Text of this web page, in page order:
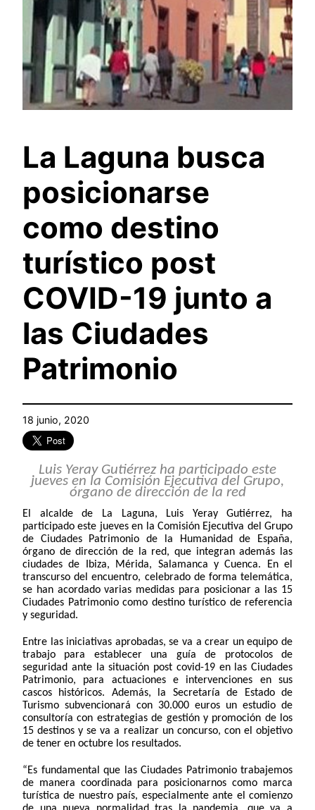
La Laguna busca
posicionarse
como destino
turístico post
COVID-19 junto a
las Ciudades
Patrimonio
18 junio, 2020
Luis Yeray Gutiérrez ha participado este
jueves en la Comisión Ejecutiva del Grupo,
órgano de dirección de la red
El alcalde de La Laguna, Luis Yeray Gutiérrez, ha
participado este jueves en la Comisión Ejecutiva del Grupo
de Ciudades Patrimonio de la Humanidad de España,
órgano de dirección de la red, que integran además las
ciudades de Ibiza, Mérida, Salamanca y Cuenca. En el
transcurso del encuentro, celebrado de forma telemática,
se han acordado varias medidas para posicionar a las 15
Ciudades Patrimonio como destino turístico de referencia
y seguridad.
Entre las iniciativas aprobadas, se va a crear un equipo de
trabajo para establecer una guía de protocolos de
seguridad ante la situación post covid-19 en las Ciudades
Patrimonio, para actuaciones e intervenciones en sus
cascos históricos. Además, la Secretaría de Estado de
Turismo subvencionará con 30.000 euros un estudio de
consultoría con estrategias de gestión y promoción de los
15 destinos y se va a realizar un concurso, con el objetivo
de tener en octubre los resultados.
“Es fundamental que las Ciudades Patrimonio trabajemos
de manera coordinada para posicionarnos como marca
turística de nuestro país, especialmente ante el comienzo